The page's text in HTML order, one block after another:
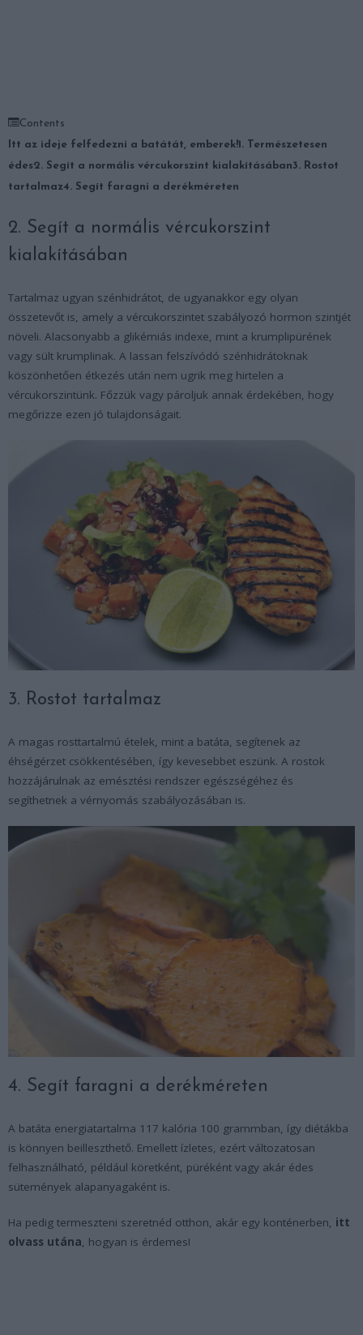
Contents
Itt az ideje felfedezni a batátát, emberek!1. Természetesen
édes2. Segít a normális vércukorszint kialakításában3. Rostot
tartalmaz4. Segít faragni a derékméreten
2. Segít a normális vércukorszint
kialakításában
Tartalmaz ugyan szénhidrátot, de ugyanakkor egy olyan
összetevőt is, amely a vércukorszintet szabályozó hormon szintjét
növeli. Alacsonyabb a glikémiás indexe, mint a krumplipürének
vagy sült krumplinak. A lassan felszívódó szénhidrátoknak
köszönhetően étkezés után nem ugrik meg hirtelen a
vércukorszintünk. Főzzük vagy pároljuk annak érdekében, hogy
megőrizze ezen jó tulajdonságait.
3. Rostot tartalmaz
A magas rosttartalmú ételek, mint a batáta, segítenek az
éhségérzet csökkentésében, így kevesebbet eszünk. A rostok
hozzájárulnak az emésztési rendszer egészségéhez és
segíthetnek a vérnyomás szabályozásában is.
4. Segít faragni a derékméreten
A batáta energiatartalma 117 kalória 100 grammban, így diétákba
is könnyen beilleszthető. Emellett ízletes, ezért változatosan
felhasználható, például köretként, püréként vagy akár édes
sütemények alapanyagaként is.
Ha pedig termeszteni szeretnéd otthon, akár egy konténerben, itt
olvass utána, hogyan is érdemes!